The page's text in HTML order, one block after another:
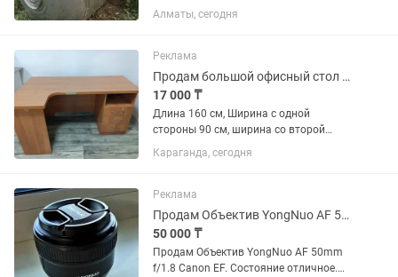
фото). На эксплуатацию не влияет.
подходит для дома, дачи, фермерского
__4куба_ . Возможен торг....
Алматы, сегодня
Реклама
Продам большой офисный стол б/у. Торг
17 000 ₸
Длина 160 см, Ширина с одной
стороны 90 см, ширина со второй
стороны 60 см, высота 78 см Три
ящика
Караганда, сегодня
Реклама
Продам Объектив YongNuo AF 50mm f/1.8 Canon EF
50 000 ₸
Продам Объектив YongNuo AF 50mm
f/1.8 Canon EF. Состояние отличное.